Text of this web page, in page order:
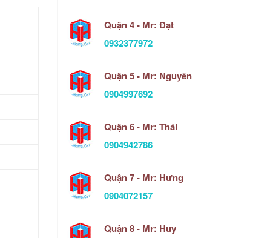
Quận 4 - Mr: Đạt
0932377972
Quận 5 - Mr: Nguyên
0904997692
Quận 6 - Mr: Thái
0904942786
Quận 7 - Mr: Hưng
0904072157
Quận 8 - Mr: Huy